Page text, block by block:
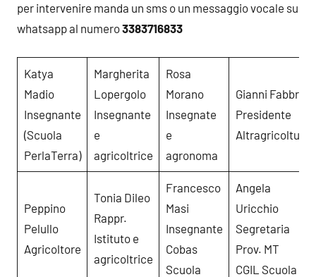
per intervenire manda un sms o un messaggio vocale su
whatsapp al numero3383716833
Katya
Madio
Insegnante
(Scuola
PerlaTerra)
Margherita
Lopergolo
Insegnante
e
agricoltrice
Rosa
Morano
Insegnate
e
agronoma
Gianni Fabbris
Presidente
Altragricoltura
Peppino
Pelullo
Agricoltore
Tonia Dileo
Rappr.
Istituto e
agricoltrice
Francesco
Masi
Insegnante
Cobas
Scuola
Angela
Uricchio
Segretaria
Prov. MT
CGIL Scuola